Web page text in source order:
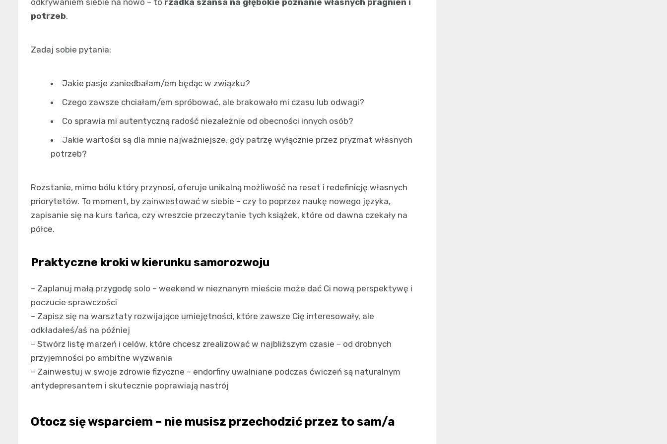
potrzeb.
Zadaj sobie pytania:
Jakie pasje zaniedbałam/em będąc w związku?
Czego zawsze chciałam/em spróbować, ale brakowało mi czasu lub odwagi?
Co sprawia mi autentyczną radość niezależnie od obecności innych osób?
Jakie wartości są dla mnie najważniejsze, gdy patrzę wyłącznie przez pryzmat własnych
potrzeb?
Rozstanie, mimo bólu który przynosi, oferuje unikalną możliwość na reset i redefinicję własnych
priorytetów. To moment, by zainwestować w siebie – czy to poprzez naukę nowego języka,
zapisanie się na kurs tańca, czy wreszcie przeczytanie tych książek, które od dawna czekały na
półce.
Praktyczne kroki w kierunku samorozwoju
– Zaplanuj małą przygodę solo – weekend w nieznanym mieście może dać Ci nową perspektywę i
poczucie sprawczości
– Zapisz się na warsztaty rozwijające umiejętności, które zawsze Cię interesowały, ale
odkładałeś/aś na później
– Stwórz listę marzeń i celów, które chcesz zrealizować w najbliższym czasie – od drobnych
przyjemności po ambitne wyzwania
– Zainwestuj w swoje zdrowie fizyczne – endorfiny uwalniane podczas ćwiczeń są naturalnym
antydepresantem i skutecznie poprawiają nastrój
Otocz się wsparciem – nie musisz przechodzić przez to sam/a